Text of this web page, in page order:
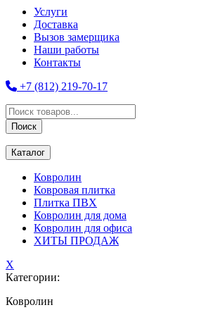
Услуги
Доставка
Вызов замерщика
Наши работы
Контакты
+7 (812) 219-70-17
Поиск
товаров
Поиск
Каталог
Ковролин
Ковровая плитка
Плитка ПВХ
Ковролин для дома
Ковролин для офиса
ХИТЫ ПРОДАЖ
X
Категории:
Ковролин